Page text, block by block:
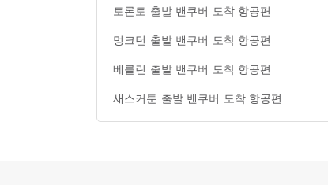
토론토 출발 밴쿠버 도착 항공편
멍크턴 출발 밴쿠버 도착 항공편
베를린 출발 밴쿠버 도착 항공편
새스커툰 출발 밴쿠버 도착 항공편